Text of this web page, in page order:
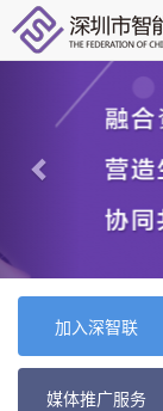
加入深智联
媒体推广服务